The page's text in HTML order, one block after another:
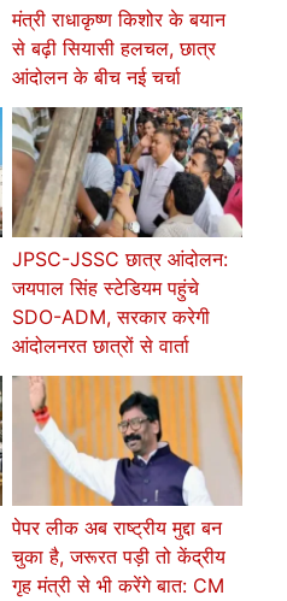
मंत्री राधाकृष्ण किशोर के बयान
से बढ़ी सियासी हलचल, छात्र
आंदोलन के बीच नई चर्चा
JPSC-JSSC छात्र आंदोलन:
जयपाल सिंह स्टेडियम पहुंचे
SDO-ADM, सरकार करेगी
आंदोलनरत छात्रों से वार्ता
पेपर लीक अब राष्ट्रीय मुद्दा बन
चुका है, जरूरत पड़ी तो केंद्रीय
गृह मंत्री से भी करेंगे बात: CM